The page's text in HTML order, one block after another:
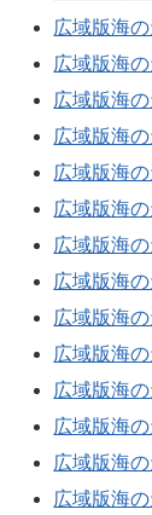
広域版海
広域版海
広域版海
広域版海
広域版海
広域版海
広域版海
広域版海
広域版海
広域版海
広域版海
広域版海
広域版海
広域版海